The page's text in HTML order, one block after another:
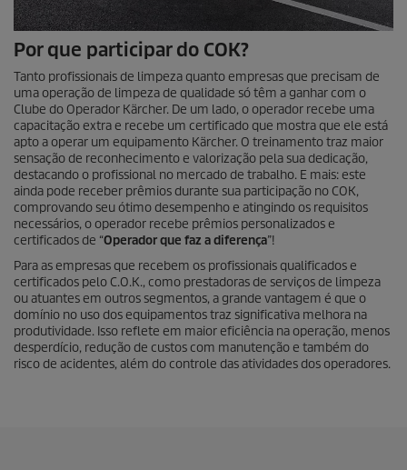
Por que participar do COK?
Tanto profissionais de limpeza quanto empresas que precisam de
uma operação de limpeza de qualidade só têm a ganhar com o
Clube do Operador Kärcher. De um lado, o operador recebe uma
capacitação extra e recebe um certificado que mostra que ele está
apto a operar um equipamento Kärcher. O treinamento traz maior
sensação de reconhecimento e valorização pela sua dedicação,
destacando o profissional no mercado de trabalho. E mais: este
ainda pode receber prêmios durante sua participação no COK,
comprovando seu ótimo desempenho e atingindo os requisitos
necessários, o operador recebe prêmios personalizados e
certificados de “Operador que faz a diferença”!
Para as empresas que recebem os profissionais qualificados e
certificados pelo C.O.K., como prestadoras de serviços de limpeza
ou atuantes em outros segmentos, a grande vantagem é que o
domínio no uso dos equipamentos traz significativa melhora na
produtividade. Isso reflete em maior eficiência na operação, menos
desperdício, redução de custos com manutenção e também do
risco de acidentes, além do controle das atividades dos operadores.